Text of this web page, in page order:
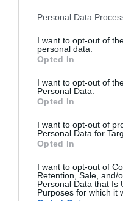
Please note that this
not limited to your visit or
grant or deny consent to
use your data for below
consent section.
Personal Data
I want to opt-out of
personal data.
Opted In
I want to opt-out of
Personal Data.
Opted In
I want to opt-out of
Personal Data for
Opted In
I want to opt-out of
Retention, Sale, and/
Personal Data that Is
Purposes for which it
A